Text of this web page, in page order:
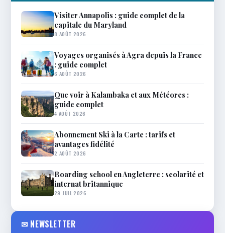
Visiter Annapolis : guide complet de la
capitale du Maryland
8 AOÛT 2026
Voyages organisés à Agra depuis la France
: guide complet
6 AOÛT 2026
Que voir à Kalambaka et aux Météores :
guide complet
4 AOÛT 2026
Abonnement Ski à la Carte : tarifs et
avantages fidélité
2 AOÛT 2026
Boarding school en Angleterre : scolarité et
internat britannique
29 JUIL 2026
✉ NEWSLETTER